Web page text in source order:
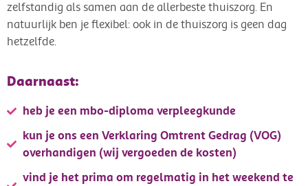
zelfstandig als samen aan de allerbeste thuiszorg. En
natuurlijk ben je flexibel: ook in de thuiszorg is geen dag
hetzelfde.
Daarnaast:
heb je een mbo-diploma verpleegkunde
kun je ons een Verklaring Omtrent Gedrag (VOG)
overhandigen (wij vergoeden de kosten)
vind je het prima om regelmatig in het weekend te